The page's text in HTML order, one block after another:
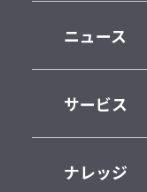
ニュース
サービス
ナレッジ